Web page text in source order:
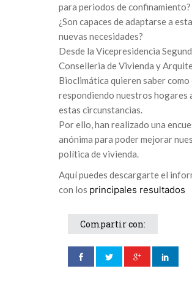
para periodos de confinamiento?
¿Son capaces de adaptarse a
nuevas necesidades?
Desde la Vicepresidencia
Conselleria de Vivienda y
Bioclimática quieren saber como
respondiendo nuestros hogares
estas circunstancias.
Por ello, han realizado una
anónima para poder mejorar
política de vivienda.
Aquí puedes descargarte el
con los principales resultados
Compartir con: